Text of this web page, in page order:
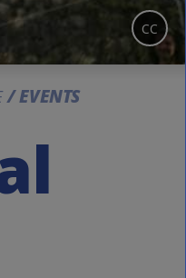
CC
EVENTS